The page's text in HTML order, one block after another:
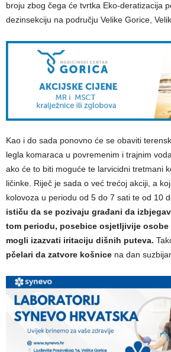
broju zbog čega će tvrtka Eko-deratizacija
dezinsekciju na području Velike Gorice,
Kao i do sada ponovno će se obaviti
legla komaraca u povremenim i trajnim
ako će to biti moguće te larvicidni tretmani
ličinke. Riječ je sada o već trećoj akciji, a
kolovoza u periodu od 5 do 7 sati te od 10
ističu da se pozivaju građani da
tom periodu, posebice osjetljivije
mogli izazvati iritaciju dišnih puteva.
pčelari da zatvore košnice na dan